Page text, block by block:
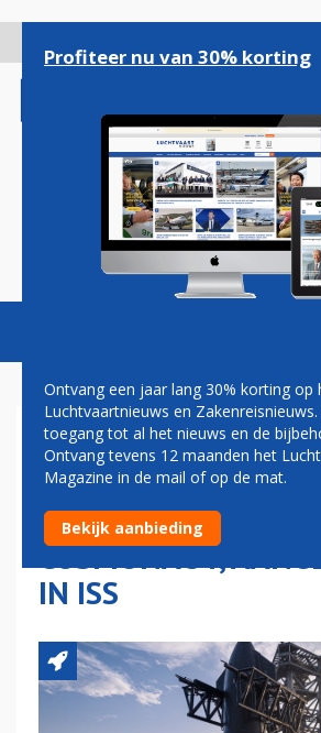
gaan
Magazine Podcasts
NIEUWE
INCLUSIEF RUSISCHE
COSMONAUT,
IN ISS
Profiteer nu van 30% korting
Ontvang een jaar lang 30% korting op
Luchtvaartnieuws en
toegang tot al het nieuws en de
Ontvang tevens 12 maanden het
Magazine in de mail of op de mat.
Bekijk aanbieding